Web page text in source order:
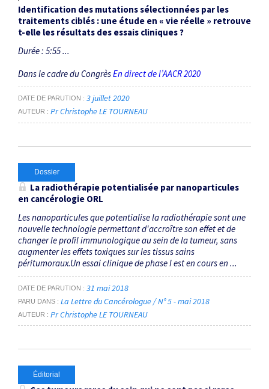
Identification des mutations sélectionnées par les
traitements ciblés : une étude en « vie réelle » retrouve
t-elle les résultats des essais cliniques ?
Durée : 5:55 ...
Dans le cadre du CongrèsEn direct de l’AACR 2020
DATE DE PARUTION 3 juillet 2020
AUTEUR Pr Christophe LE TOURNEAU
Dossier
La radiothérapie potentialisée par nanoparticules
en cancérologie ORL
Les nanoparticules que potentialise la radiothérapie sont une
nouvelle technologie permettant d'accroître son effet et de
changer le profil immunologique au sein de la tumeur, sans
augmenter les effets toxiques sur les tissus sains
péritumoraux.Un essai clinique de phase I est en cours en ...
DATE DE PARUTION 31 mai 2018
PARU DANS La Lettre du Cancérologue / N° 5 - mai 2018
AUTEUR Pr Christophe LE TOURNEAU
Éditorial